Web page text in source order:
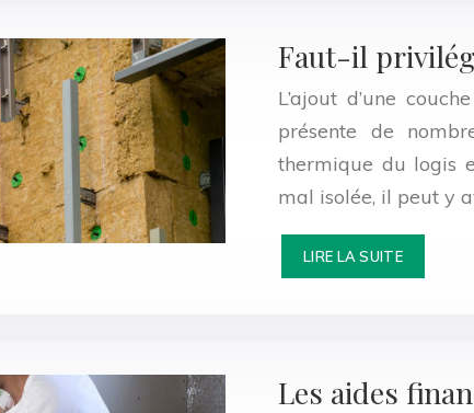
Faut-il
L’ajout d’une
présente de
thermique du logis
mal isolée, il peut y
LIRE LA SUITE
Les aides